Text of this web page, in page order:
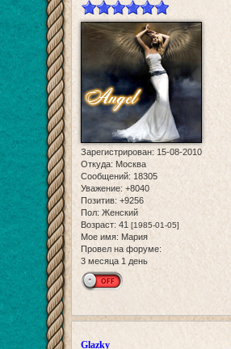
Зарегистрирован: 15-08-2010
Откуда: Москва
Сообщений: 18305
Уважение: +8040
Позитив: +9256
Пол: Женский
Возраст: 41 [1985-01-05]
Мое имя: Мария
Провел на форуме:
3 месяца 1 день
Glazky